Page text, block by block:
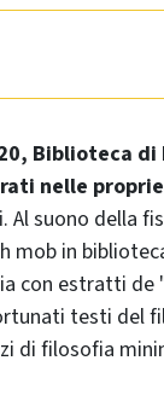
Biblioteca
nelle
suono della
mob in
con estratti
testi del
di filosofia